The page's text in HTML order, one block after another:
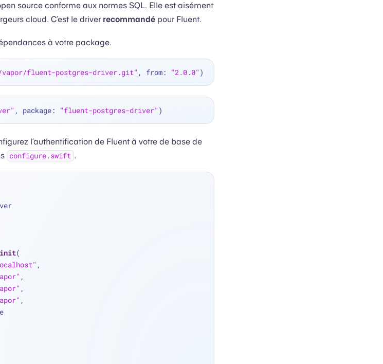
source conforme aux normes SQL. Elle est aisément
cloud. C’est le driver recommandé pour Fluent.
à votre package.
fluent-postgres-driver.git" , from: "2.0.0"
, package: "fluent-postgres-driver"
l’authentification de Fluent à votre de base de
configure.swift .
init(
,
,
,
,